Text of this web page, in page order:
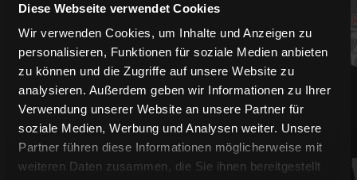
Diese Webseite verwendet Cookies
Wir verwenden Cookies, um Inhalte und Anzeigen zu
personalisieren, Funktionen für soziale Medien anbieten
zu können und die Zugriffe auf unsere Website zu
analysieren. Außerdem geben wir Informationen zu Ihrer
Verwendung unserer Website an unsere Partner für
soziale Medien, Werbung und Analysen weiter. Unsere
Partner führen diese Informationen möglicherweise mit
weiteren Daten zusammen, die Sie ihnen bereitgestellt
94 61